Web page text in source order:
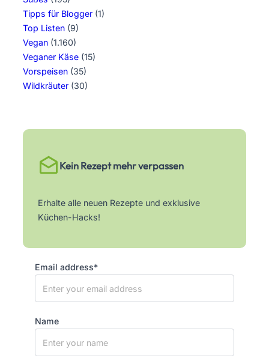
Tipps für Blogger (1)
Top Listen (9)
Vegan (1.160)
Veganer Käse (15)
Vorspeisen (35)
Wildkräuter (30)
Kein Rezept mehr verpassen
Erhalte alle neuen Rezepte und exklusive
Küchen-Hacks!
Email address*
Name